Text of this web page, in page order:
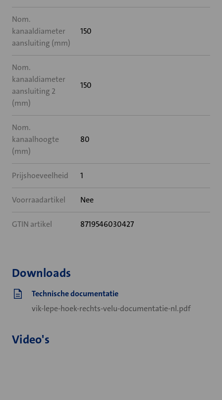
Nom.
kanaaldiameter
aansluiting (mm)
150
Nom.
kanaaldiameter
aansluiting 2
(mm)
150
Nom.
kanaalhoogte
(mm)
80
Prijshoeveelheid 1
Voorraadartikel Nee
GTIN artikel 8719546030427
Downloads
Technische documentatie
vik-lepe-hoek-rechts-velu-documentatie-nl.pdf
Video's